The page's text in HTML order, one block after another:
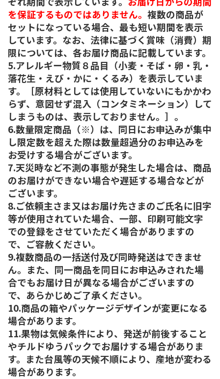
を保証するものではありません。 複数の商品が
セットになっている場合、最も短い期間を表示
しています。なお、法律に基づく賞味（消費）期
限については、各お届け商品に記載しています。
5.アレルギー物質８品目（小麦・そば・卵・乳・
落花生・えび・かに・くるみ）を表示していま
す。［原材料としては使用していないにもかかわ
らず、意図せず混入（コンタミネーション）して
しまうものは、表示しておりません。］。
6.数量限定商品（※）は、同日にお申込みが集中
し限定数を超えた際は数量超過分のお申込みを
お受けする場合がございます。
7.天災時など不測の事態が発生した場合は、商品
のお届けができない場合や遅延する場合などが
ございます。
8.ご依頼主さま又はお届け先さまのご氏名に旧字
等が使用されていた場合、一部、印刷可能文字
での登録をさせていただく場合がありますの
で、ご容赦ください。
9.複数商品の一括送付及び同時発送はできませ
ん。また、同一商品を同日にお申込みされた場
合でもお届け日が異なる場合がございますの
で、あらかじめご了承ください。
10.商品の箱やパッケージデザインが変更になる
場合があります。
11.果物は気候条件により、発送が前後すること
やチルドゆうパックでお届けする場合がありま
す。また台風等の天候不順により、産地が変わる
場合があります。